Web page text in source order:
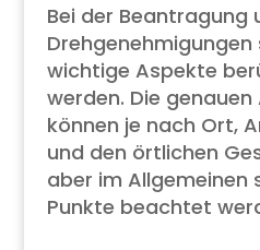
Bei der Beantragung
wichtige Aspekte
werden. Die
können je nach Ort,
und den örtlichen
aber im Allgemeinen
Punkte beachtet